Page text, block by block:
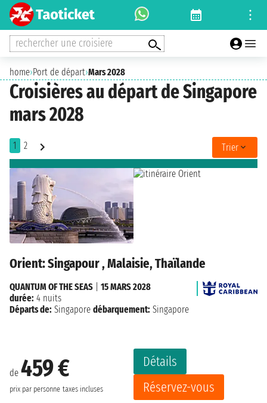
rechercher une croisiere
home›Port de départ›Mars 2028
Croisières au départ de Singapore
mars 2028
1 2 Trier
Orient: Singapour , Malaisie, Thaïlande
de 459 €
prix par personne taxes incluses
Détails
Réservez-vous
QUANTUM OF THE SEAS
15 MARS 2028
durée: 4 nuits
Départs de: Singapore débarquement: Singapore